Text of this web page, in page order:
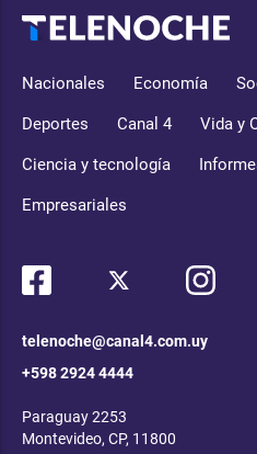
Nacionales Economía
Deportes Canal 4 Vida y
Ciencia y tecnología
Empresariales
telenoche@canal4.com.uy
+598 2924 4444
Paraguay 2253
Montevideo, CP, 11800